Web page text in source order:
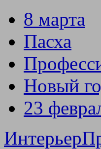
8 марта
Пасха
Новый
23
Интерьер